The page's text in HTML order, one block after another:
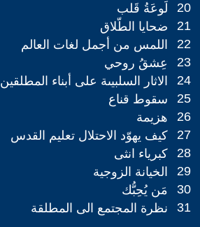
لَوعَةُ قَلب
20
ضحايا الطّلاق
21
اللمس من أجمل لغات العالم
22
عِشقُ روحي
23
الاثار السلبيىة على أبناء المطلقين
24
سقوط قناع
25
هزيمة
26
كيف يهوّد الاحتلال تعليم القدس
27
كبرياء انثى
28
الخيانة الزوجية
29
مَن يُحِبُّك
30
نظرة المجتمع الى المطلقة 31